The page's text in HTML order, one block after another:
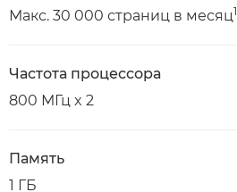
Макс. 30 000 страниц в месяц1
Частота процессора
800 МГц x 2
Память
1 ГБ